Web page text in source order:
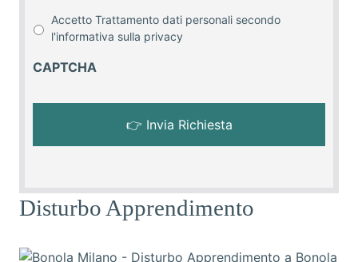
Accetto Trattamento dati personali secondo
l'informativa sulla privacy
CAPTCHA
Disturbo Apprendimento